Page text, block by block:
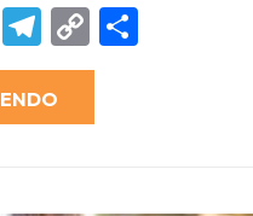
WhatsApp
Telegram
Copy
Link